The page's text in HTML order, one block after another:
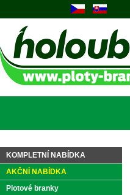
KOMPLETNÍ NABÍDKA
AKČNÍ NABÍDKA
Plotové branky